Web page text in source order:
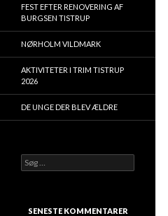
FEST EFTER RENOVERING AF
BURGSEN TISTRUP
NØRHOLM VILDMARK
AKTIVITETER I TRIM TISTRUP
2026
DE UNGE DER BLEV ÆLDRE
Søg
efter:
SENESTE KOMMENTARER